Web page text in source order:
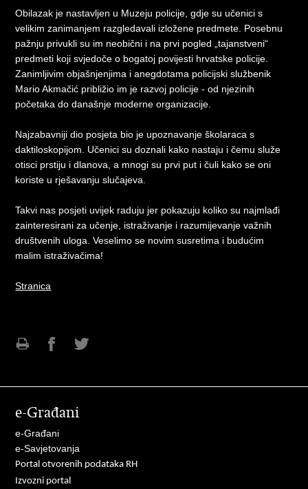
Obilazak je nastavljen u Muzeju policije, gdje su učenici s
velikim zanimanjem razgledavali izložene predmete. Posebnu
pažnju privukli su im neobični i na prvi pogled „tajanstveni“
predmeti koji svjedoče o bogatoj povijesti hrvatske policije.
Zanimljivim objašnjenjima i anegdotama policijski službenik
Mario Akmačić približio im je razvoj policije - od njezinih
početaka do današnje moderne organizacije.
Najzabavniji dio posjeta bio je upoznavanje školaraca s
daktiloskopijom. Učenici su doznali kako nastaju i čemu služe
otisci prstiju i dlanova, a mnogi su prvi put i čuli kako se oni
koriste u rješavanju slučajeva.
Takvi nas posjeti uvijek raduju jer pokazuju koliko su najmlađi
zainteresirani za učenje, istraživanje i razumijevanje važnih
društvenih uloga. Veselimo se novim susretima i budućim
malim istraživačima!
Stranica
Facebooku
Twitteru
e-Građani
e-Građani
e-Savjetovanja
Portal otvorenih podataka RH
Izvozni portal